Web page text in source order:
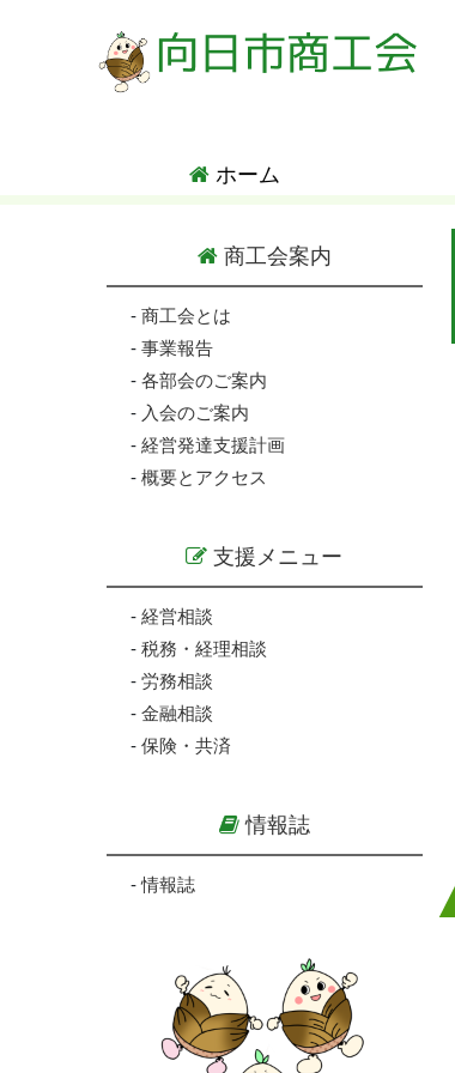
ホーム
商工会案内
- 商工会とは
- 事業報告
- 各部会のご案内
- 入会のご案内
- 経営発達支援計画
- 概要とアクセス
支援メニュー
- 経営相談
- 税務・経理相談
- 労務相談
- 金融相談
- 保険・共済
情報誌
-情報誌